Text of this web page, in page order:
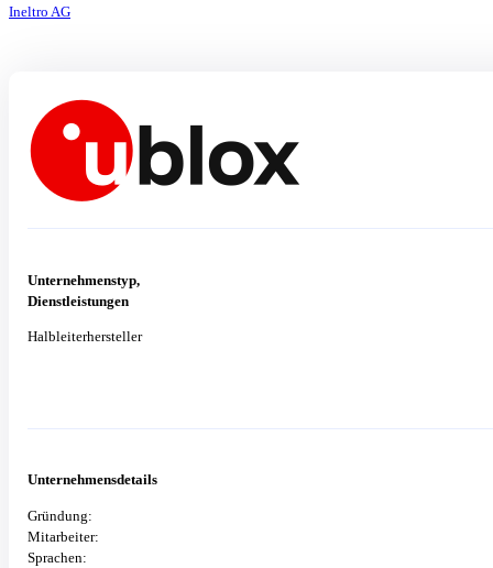
Ineltro AG
Unternehmenstyp,
Dienstleistungen
Halbleiterhersteller
Unternehmensdetails
Gründung:
Mitarbeiter:
Sprachen: